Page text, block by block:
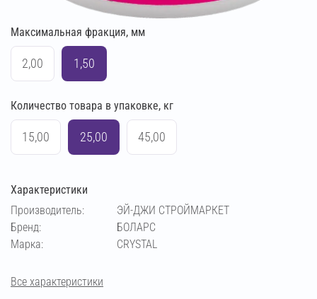
Максимальная фракция, мм
2,00 1,50
Количество товара в упаковке, кг
15,00 25,00 45,00
Характеристики
Производитель:
ЭЙ-ДЖИ СТРОЙМАРКЕТ
Бренд:
БОЛАРС
Марка:
CRYSTAL
Все характеристики